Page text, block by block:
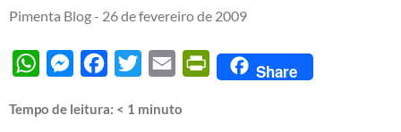
Pimenta Blog - 26 de fevereiro de 2009
WhatsAppMessengerFacebook
Twitter Email PrintFriendly
Share
Tempo de leitura: < 1 minuto